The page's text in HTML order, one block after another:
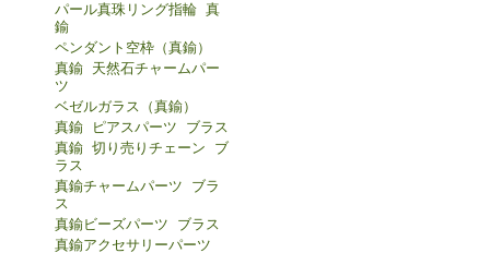
パール真珠リング指輪 真
鍮
ペンダント空枠（真鍮）
真鍮 天然石チャームパー
ツ
ベゼルガラス（真鍮）
真鍮 ピアスパーツ ブラス
真鍮 切り売りチェーン ブ
ラス
真鍮チャームパーツ ブラ
ス
真鍮ビーズパーツ ブラス
真鍮アクセサリーパーツ